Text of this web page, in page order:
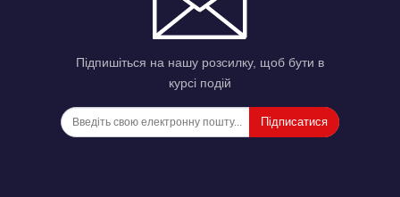
Підпишіться на нашу розсилку, щоб бути в
курсі подій
Підписатися